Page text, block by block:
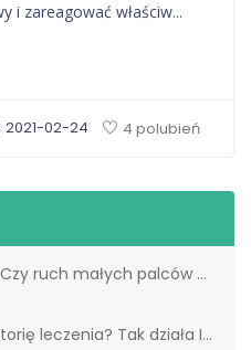
i zareagować właściw...
2021-02-24 4 polubień
palców naprawdę wspiera mózg?
leczenia? Tak działa IKP